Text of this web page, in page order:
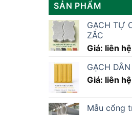
SẢN PHẨM
GẠCH TỰ
ZĂC
Giá: liên hệ
GẠCH
Giá: liên hệ
Mẫu cổng